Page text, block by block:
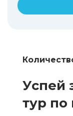
Успей
тур по